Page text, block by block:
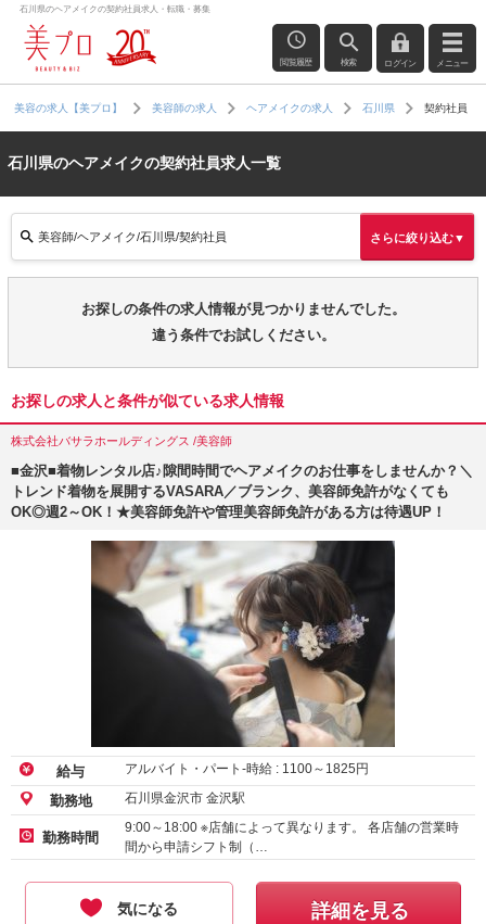
石川県のヘアメイクの契約社員求人・転職・募集
閲覧履歴 検索 ログイン メニュー
美容の求人【美プロ】 美容師の求人 ヘアメイクの求人 石川県 契約社員
石川県のヘアメイクの契約社員求人一覧
美容師/ヘアメイク/石川県/契約社員 さらに絞り込む▼
お探しの条件の求人情報が見つかりませんでした。
違う条件でお試しください。
お探しの求人と条件が似ている求人情報
株式会社バサラホールディングス /美容師
■金沢■着物レンタル店♪隙間時間でヘアメイクのお仕事をしませんか？＼
トレンド着物を展開するVASARA／ブランク、美容師免許がなくても
OK◎週2～OK！★美容師免許や管理美容師免許がある方は待遇UP！
給与 アルバイト・パート-時給 : 1100～ 1825 円
勤務地 石川県金沢市 金沢駅
勤務時間
9:00～18:00 ※店舗によって異なります。 各店舗の営業時
間から申請シフト制（…
気になる 詳細を見る